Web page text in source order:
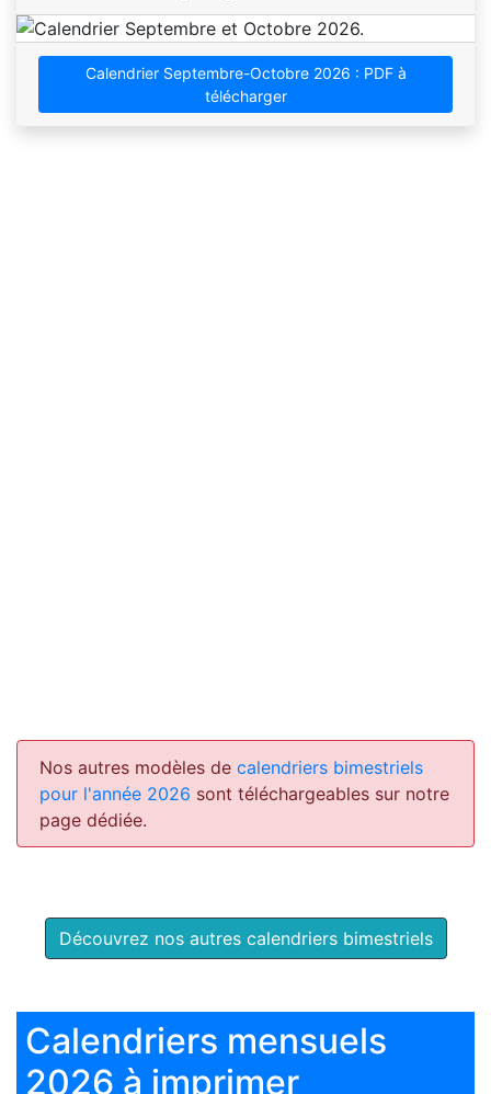
Calendrier Septembre-Octobre 2026 : PDF à
télécharger
Nos autres modèles de calendriers bimestriels
pour l'année 2026 sont téléchargeables sur notre
page dédiée.
Découvrez nos autres calendriers bimestriels
Calendriers mensuels
2026 à imprimer